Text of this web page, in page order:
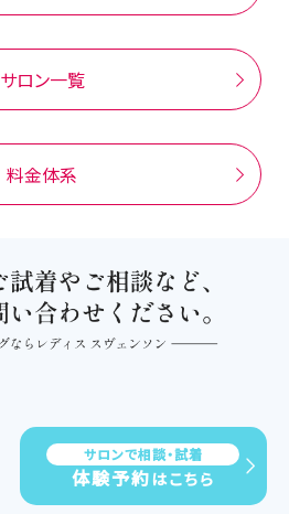
サロン一覧
料金体系
サロンで相談・試着
体験予約 はこちら